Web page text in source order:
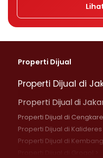
Properti Dijual
Properti Dijual di
Properti Dijual di
Properti Dijual di
Properti Dijual di Kalideres
Properti Dijual di